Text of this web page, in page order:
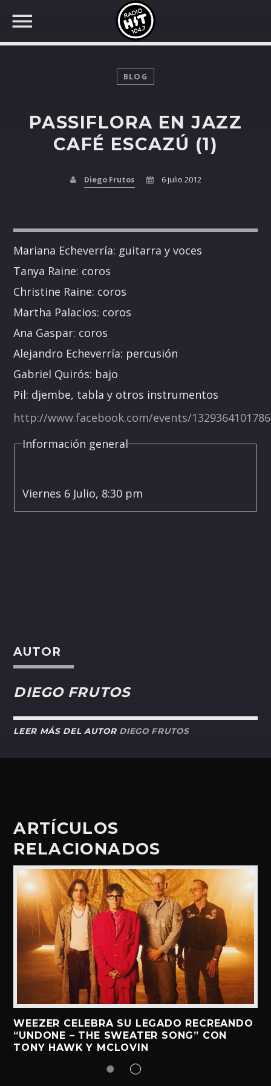
BUSCAR EN RADIO HIT
COMPARTE EN...
Twitter
BLOG
PASSIFLORA EN JAZZ
CAFÉ ESCAZÚ (1)
Diego Frutos 6 julio 2012
Mariana Echeverría: guitarra y voces
Tanya Raine: coros
Christine Raine: coros
Martha Palacios: coros
Ana Gaspar: coros
Alejandro Echeverría: percusión
Gabriel Quirós: bajo
Pil: djembe, tabla y otros instrumentos
http://www.facebook.com/events/
Información general
Viernes 6 Julio, 8:30 pm
AUTOR
DIEGO FRUTOS
LEER MÁS DEL AUTOR DIEGO FRUTOS
ARTÍCULOS
RELACIONADOS
WEEZER CELEBRA SU LEGADO RECREANDO
“UNDONE – THE SWEATER SONG” CON
TONY HAWK Y MCLOVIN